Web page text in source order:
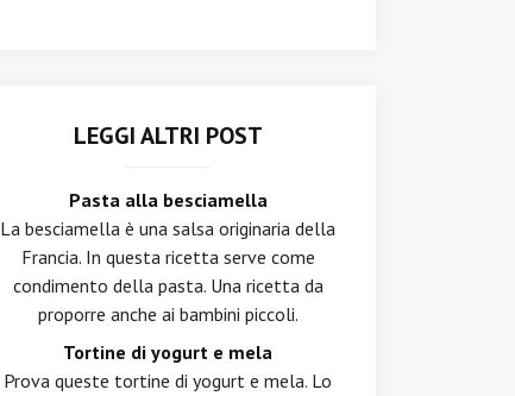
LEGGI ALTRI POST
Pasta alla besciamella
La besciamella è una salsa originaria della
Francia. In questa ricetta serve come
condimento della pasta. Una ricetta da
proporre anche ai bambini piccoli.
Tortine di yogurt e mela
Prova queste tortine di yogurt e mela. Lo